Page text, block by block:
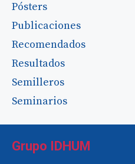
Pósters
Publicaciones
Recomendados
Resultados
Semilleros
Seminarios
Grupo IDHUM